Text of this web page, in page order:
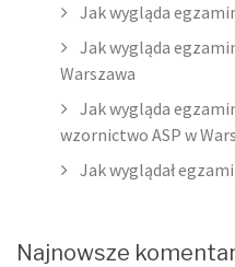
Jak wygląda
Jak wygląda
Warszawa
Jak wygląda
wzornictwo ASP w
Jak wyglądał
Najnowsze